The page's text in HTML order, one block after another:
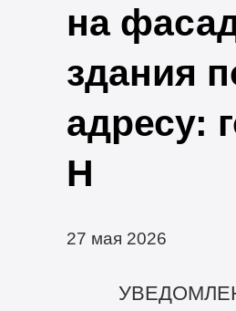
на
здания
адресу:
Н
27 мая 2026